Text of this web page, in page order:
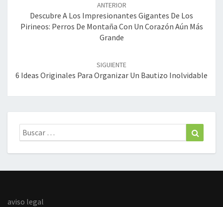
entradas
ANTERIOR
Descubre A Los Impresionantes Gigantes De Los
Pirineos: Perros De Montaña Con Un Corazón Aún Más
Grande
SIGUIENTE
6 Ideas Originales Para Organizar Un Bautizo Inolvidable
Buscar:
aviso legal